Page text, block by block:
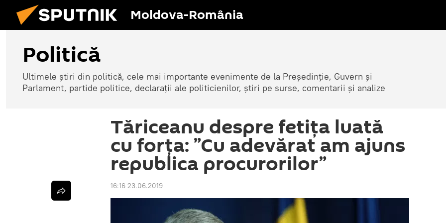
Moldova-România
Politică
Ultimele știri din politică, cele mai importante evenimente de la Președinție, Guvern și
Parlament, partide politice, declarații ale politicienilor, știri pe surse, comentarii și analize
Tăriceanu despre fetița luată
cu forța: ”Cu adevărat am ajuns
republica procurorilor”
16:16 23.06.2019